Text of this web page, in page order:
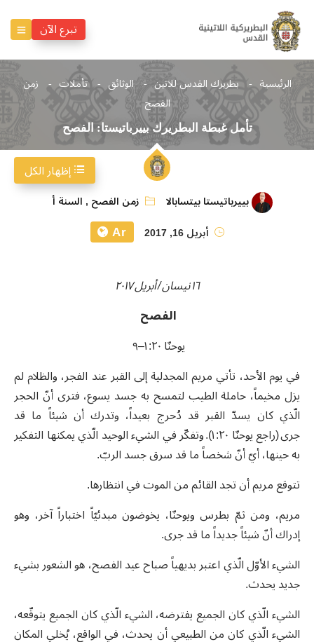
تبرع الآن
الرئيسية بطريرك القدس للاتين الوثائق تأملات
زمن
الفصح
تأمل غبطة البطريرك بييرباتيستا: الفصح
بييرباتيستا بيتسابالا زمن الفصح , السنة أ
أبريل 16, 2017
Ar
١٦ نيسان / أبريل ٢٠١٧
الفصح
يوحنّا ٢٠ :١–٩
في يوم الأحد، تأتي مريم المجدلية إلى القبر عند الفجر، والظلام لم
يزل مخيماً، حاملة الطيب لتمسح به جسد يسوع، فترى أنّ الحجر
الّذي كان يسدّ القبر قد دُحرج بعيداً، وتدرك أن شيئاً ما قد
جرى (راجع يوحنّا ٢٠: ١). وتفكّر في الشيء الوحيد الّذي يمكنها التفكير
به حينها، أيّ أنّ شخصاً ما قد سرق جسد الربّ.
تتوقع مريم أن تجد القائم من الموت في انتظارها.
مريم، ومن ثمّ بطرس ويوحنّا، يخوضون مبدئيّاً اختباراً آخر، وهو
إدراك أنّ شيئاً جديداً ما قد جرى.
الشيء الأوّل الّذي اعتبر بديهياً صباح عيد الفصح، هو الشعور بشيء
جديد يحدث.
الشيء الّذي كان الجميع يفترضه، الشيء الّذي كان الجميع يتوقّعه،
الشيء الّذي كان من الطبيعي أن يحدث، في الواقع، يُخلي المكان
إظهار الكل